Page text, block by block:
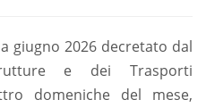
giugno 2026 decretato dal
e dei Trasporti
domeniche del mese,